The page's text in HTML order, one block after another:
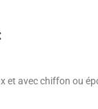
et avec chiffon ou